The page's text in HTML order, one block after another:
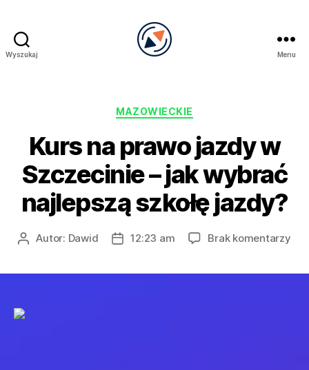
Wyszukaj Menu
Kategorie
MAZOWIECKIE
Kurs na prawo jazdy w
Szczecinie – jak wybrać
najlepszą szkołę jazdy?
AutorAutor: Dawid
Data12:23 am Brak komentarzydo